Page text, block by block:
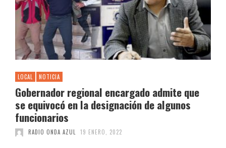
LOCAL NOTICIA
Gobernador regional encargado admite que
se equivocó en la designación de algunos
funcionarios
RADIO ONDA AZUL 19 ENERO, 2022